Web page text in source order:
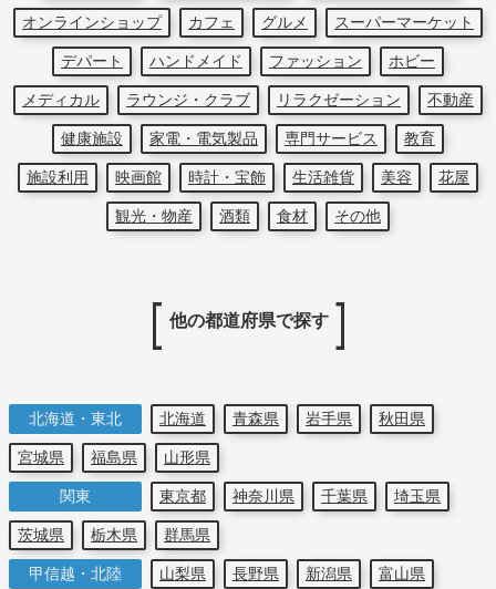
オンラインショップ
カフェ グルメ
スーパーマーケット
デパート
ハンドメイド ファッション
ホビー
メディカル
ラウンジ・クラブ リラクゼーション
不動産
健康施設
家電・電気製品 専門サービス
教育
施設利用
映画館 時計・宝飾 生活雑貨 美容
花屋
観光・物産
酒類 食材 その他
他の都道府県で探す
北海道・東北 北海道 青森県 岩手県
秋田県
宮城県
福島県
山形県
関東
東京都 神奈川県 千葉県
埼玉県
茨城県
栃木県
群馬県
甲信越・北陸
山梨県 長野県 新潟県
富山県